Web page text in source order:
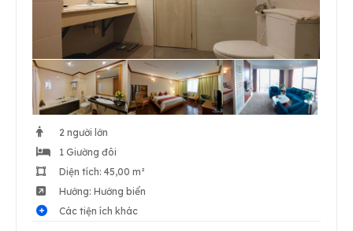
2 người lớn
1 Giường đôi
Diện tích: 45,00 m²
Hướng: Hướng biển
Các tiện ích khác